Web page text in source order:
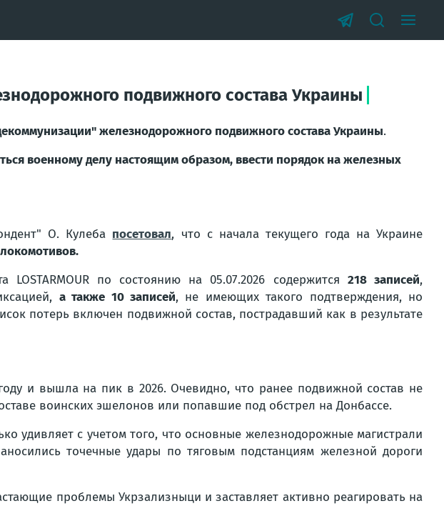
подвижного состава Украины
железнодорожного подвижного состава Украины.
военному делу настоящим образом, ввести порядок на железных
О. Кулеба посетовал, что с начала текущего года на Украине
LOSTARMOUR по состоянию на 05.07.2026 содержится 218 записей,
а также 10 записей, не имеющих такого подтверждения, но
потерь включен подвижной состав, пострадавший как в результате
и вышла на пик в 2026. Очевидно, что ранее подвижной состав не
воинских эшелонов или попавшие под обстрел на Донбассе.
удивляет с учетом того, что основные железнодорожные магистрали
точечные удары по тяговым подстанциям железной дороги
проблемы Укрзализныци и заставляет активно реагировать на